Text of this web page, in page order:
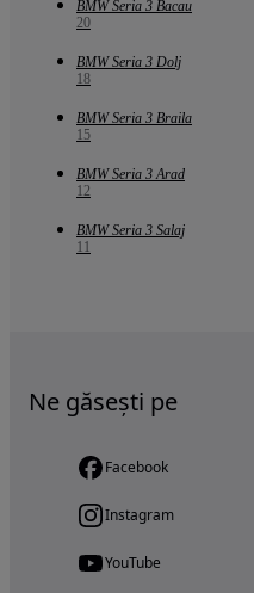
BMW Seria 3 Bacau
20
BMW Seria 3 Dolj
18
BMW Seria 3 Braila
15
BMW Seria 3 Arad
12
BMW Seria 3 Salaj
11
Ne găsești pe
Facebook
Instagram
YouTube